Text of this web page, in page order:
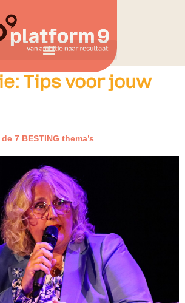
Tips voor jouw
7 BESTING thema’s